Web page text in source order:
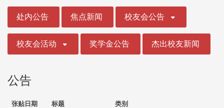
处内公告 焦点新闻 校友会公告
校友会活动 奖学金公告 杰出校友新闻
公告
张贴日期 标题 类别